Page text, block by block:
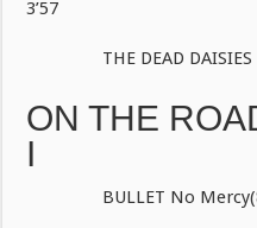
3’57
THE DEAD DAISIES
ON THE
I
BULLET No